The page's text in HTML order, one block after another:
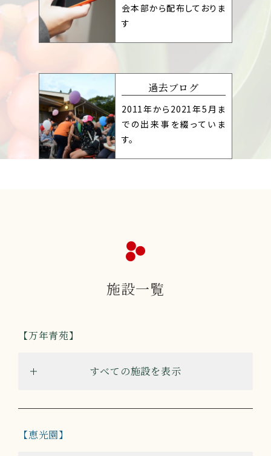
会本部から配布しておりま
す
過去ブログ
2011年から2021年5月ま
での出来事を綴っていま
す。
施設一覧
万年青苑
すべての施設を表示
恵光園